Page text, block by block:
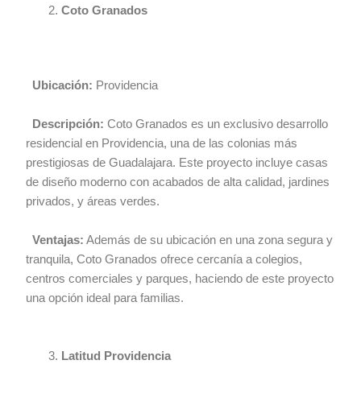
Coto Granados
Ubicación: Providencia
Descripción: Coto Granados es un exclusivo desarrollo
residencial en Providencia, una de las colonias más
prestigiosas de Guadalajara. Este proyecto incluye casas
de diseño moderno con acabados de alta calidad, jardines
privados, y áreas verdes.
Ventajas: Además de su ubicación en una zona segura y
tranquila, Coto Granados ofrece cercanía a colegios,
centros comerciales y parques, haciendo de este proyecto
una opción ideal para familias.
Latitud Providencia